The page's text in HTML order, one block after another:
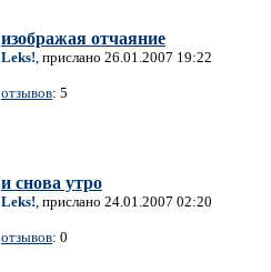
изображая отчаяние
Leks!, прислано 26.01.2007 19:22
отзывов: 5
и снова утро
Leks!, прислано 24.01.2007 02:20
отзывов: 0